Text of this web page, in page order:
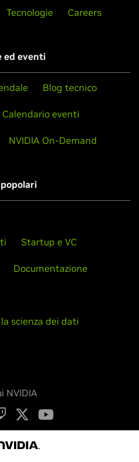
Tecnologie Careers
ed eventi
Blog tecnico
Calendario eventi
NVIDIA On-Demand
Startup e VC
Documentazione
scienza dei dati
NVIDIA